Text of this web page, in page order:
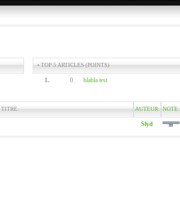
• TOP 5 ARTICLES (POINTS)
1. 0 blabla test
TITRE: AUTEUR: NOTE:
Slyd